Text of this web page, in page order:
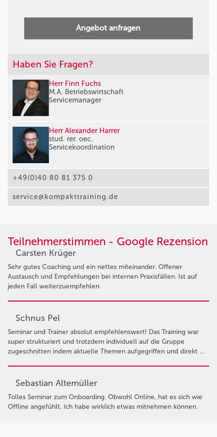
Angebot anfragen
Haben Sie Fragen?
Herr Finn Fuchs
M.A. Betriebswirtschaft
Servicemanager
Herr Alexander Harrer
stud. rer. oec.
Servicekoordination
+49(0)40 80 81 375 0
service@kompakttraining.de
Teilnehmerstimmen - Google Rezension
Carsten Krüger
Sehr gutes Coaching und ein nettes miteinander. Offener
Austausch und Empfehlungen bei internen Praxisfällen. Ist auf
jeden Fall weiterzuempfehlen.
Schnus Pel
Seminar und Trainer absolut empfehlenswert! Das Training war
super strukturiert und trotzdem individuell auf die Gruppe
zugeschnitten indem aktuelle Themen aufgegriffen und direkt …
Sebastian Altemüller
Tolles Seminar zum Onboarding. Obwohl Online, hat es sich wie
Offline angefühlt. Ich habe wirklich etwas mitnehmen können.